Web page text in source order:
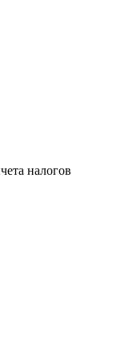
налогов